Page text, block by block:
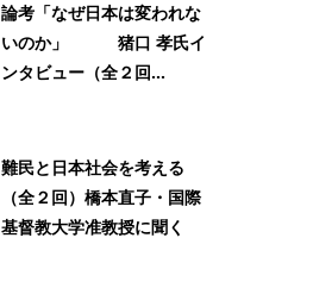
論考「なぜ日本は変われな
いのか」 猪口 孝氏イ
ンタビュー（全２回...
難民と日本社会を考える
（全２回）橋本直子・国際
基督教大学准教授に聞く